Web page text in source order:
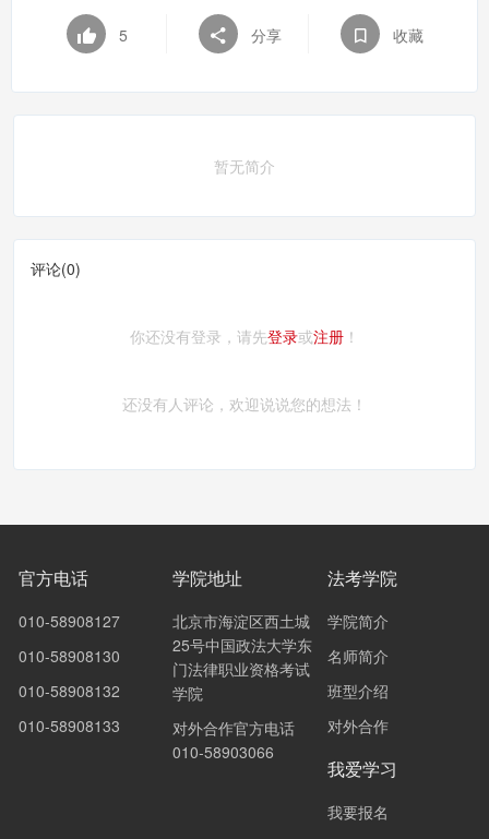
5 分享 收藏
暂无简介
评论(0)
你还没有登录，请先登录或注册 ！
还没有人评论，欢迎说说您的想法！
官方电话
010-58908127
010-58908130
010-58908132
010-58908133
学院地址
北京市海淀区西土城
25号中国政法大学东
门法律职业资格考试
学院
对外合作官方电话
010-58903066
法考学院
学院简介
名师简介
班型介绍
对外合作
我爱学习
我要报名